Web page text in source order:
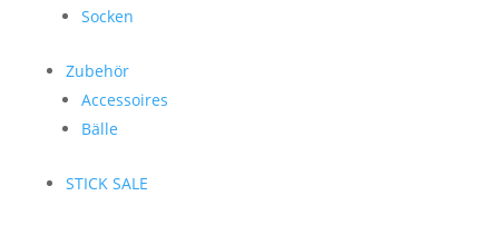
Socken
Zubehör
Accessoires
Bälle
STICK SALE